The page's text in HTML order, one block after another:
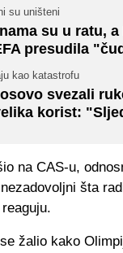
su uništeni
su u ratu,
presudila
kao katastrofu
svezali
korist:
na CAS-u,
šta
žalio kako